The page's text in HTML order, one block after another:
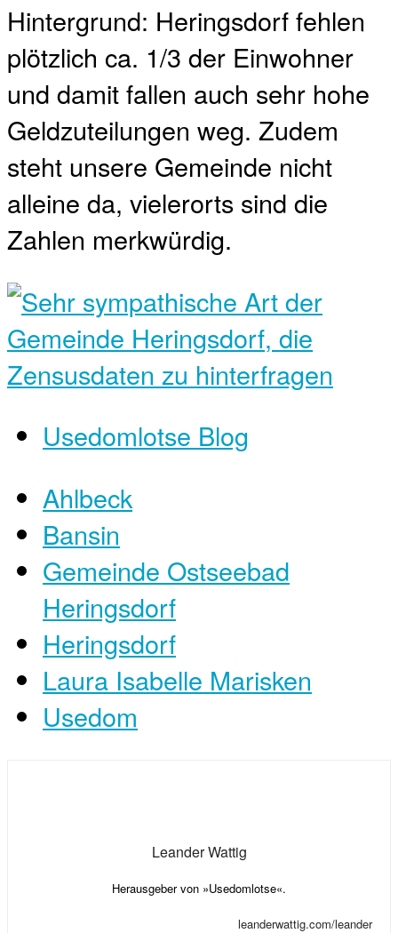
Hintergrund: Heringsdorf fehlen
plötzlich ca. 1/3 der Einwohner
und damit fallen auch sehr hohe
Geldzuteilungen weg. Zudem
steht unsere Gemeinde nicht
alleine da, vielerorts sind die
Zahlen merkwürdig.
Usedomlotse Blog
Ahlbeck
Bansin
Gemeinde Ostseebad
Heringsdorf
Heringsdorf
Laura Isabelle Marisken
Usedom
Leander Wattig
Herausgeber von »Usedomlotse«.
leanderwattig.com/leander